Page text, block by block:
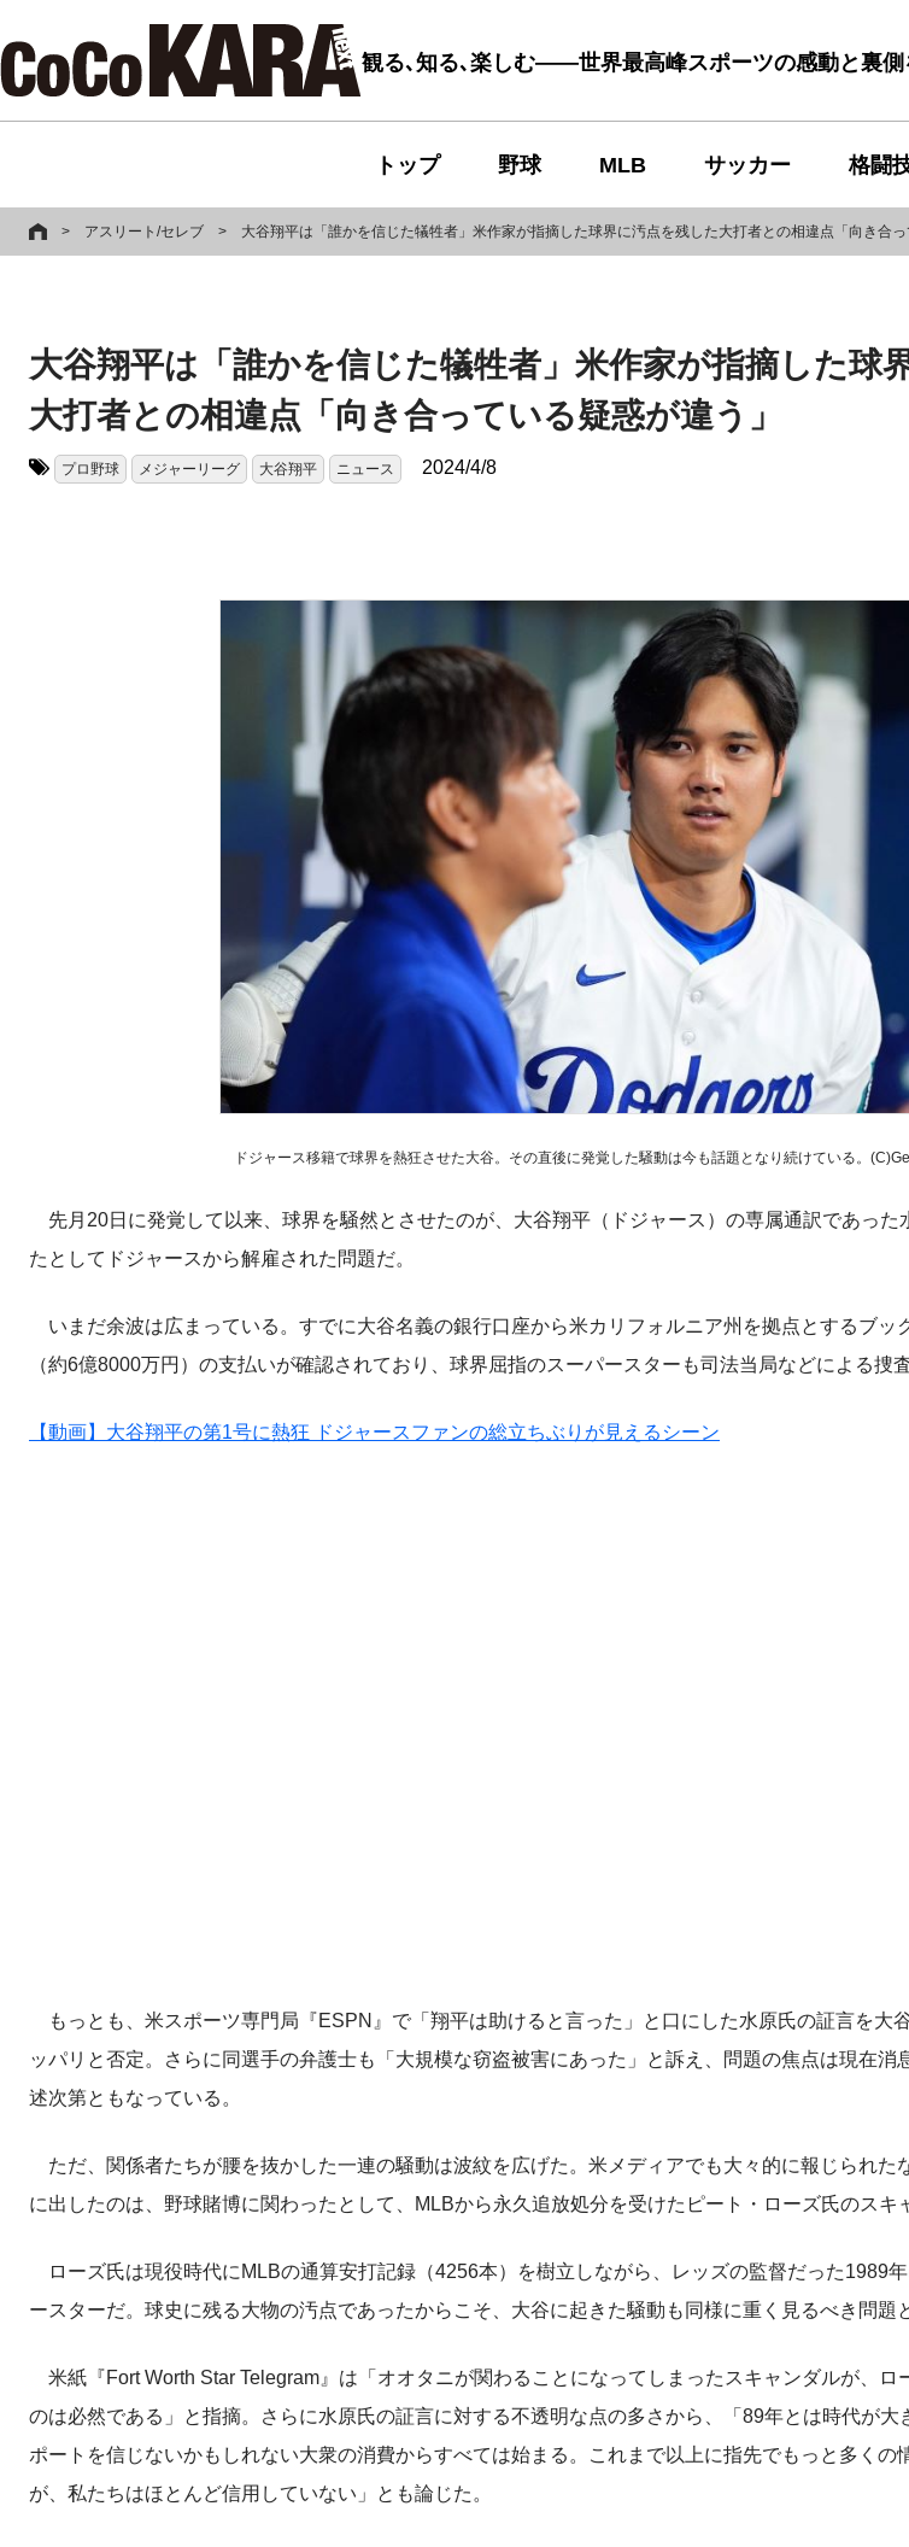
観る､知る､楽しむ――世界最高峰スポーツの感動と裏
トップ 野球 MLB サッカー 格闘
> アスリート/セレブ > 大谷翔平は「誰かを信じた犠牲者」米作家が指摘した球界に汚点を残した大打者との相違点「向き合っ
大谷翔平は「誰かを信じた犠牲者」米作家が指摘した球
大打者との相違点「向き合っている疑惑が違う」
プロ野球 メジャーリーグ 大谷翔平 ニュース 2024/4/8
ドジャース移籍で球界を熱狂させた大谷。その直後に発覚した騒動は今も話題となり続けている。
先月20日に発覚して以来、球界を騒然とさせたのが、大谷翔平（ドジャース）の専属通訳であった
たとしてドジャースから解雇された問題だ。
いまだ余波は広まっている。すでに大谷名義の銀行口座から米カリフォルニア州を拠点とするブッ
（約6億8000万円）の支払いが確認されており、球界屈指のスーパースターも司法当局などによる捜
【動画】大谷翔平の第1号に熱狂 ドジャースファンの総立ちぶりが見えるシーン
もっとも、米スポーツ専門局『ESPN』で「翔平は助けると言った」と口にした水原氏の証言を大
ッパリと否定。さらに同選手の弁護士も「大規模な窃盗被害にあった」と訴え、問題の焦点は現在消
述次第ともなっている。
ただ、関係者たちが腰を抜かした一連の騒動は波紋を広げた。米メディアでも大々的に報じられた
に出したのは、野球賭博に関わったとして、MLBから永久追放処分を受けたピート・ローズ氏のスキ
ローズ氏は現役時代にMLBの通算安打記録（4256本）を樹立しながら、レッズの監督だった1989
ースターだ。球史に残る大物の汚点であったからこそ、大谷に起きた騒動も同様に重く見るべき問題
米紙『Fort Worth Star Telegram』は「オオタニが関わることになってしまったスキャンダルが、ロ
のは必然である」と指摘。さらに水原氏の証言に対する不透明な点の多さから、「89年とは時代が大
ポートを信じないかもしれない大衆の消費からすべては始まる。これまで以上に指先でもっと多くの
が、私たちはほとんど信用していない」とも論じた。